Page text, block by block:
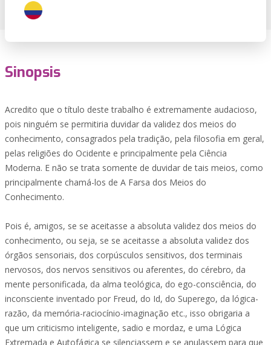
Sinopsis
Acredito que o título deste trabalho é extremamente audacioso,
pois ninguém se permitiria duvidar da validez dos meios do
conhecimento, consagrados pela tradição, pela filosofia em geral,
pelas religiões do Ocidente e principalmente pela Ciência
Moderna. E não se trata somente de duvidar de tais meios, como
principalmente chamá-los de A Farsa dos Meios do
Conhecimento.
Pois é, amigos, se se aceitasse a absoluta validez dos meios do
conhecimento, ou seja, se se aceitasse a absoluta validez dos
órgãos sensoriais, dos corpúsculos sensitivos, dos terminais
nervosos, dos nervos sensitivos ou aferentes, do cérebro, da
mente personificada, da alma teológica, do ego-consciência, do
inconsciente inventado por Freud, do Id, do Superego, da lógica-
razão, da memória-raciocínio-imaginação etc., isso obrigaria a
que um criticismo inteligente, sadio e mordaz, e uma Lógica
Extremada e Autofágica se silenciassem e se anulassem para que